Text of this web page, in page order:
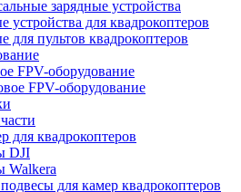
зарядные устройства
устройства для квадрокоптеров
для пультов квадрокоптеров
FPV-оборудование
FPV-оборудование
для квадрокоптеров
DJI
Walkera
для камер квадрокоптеров